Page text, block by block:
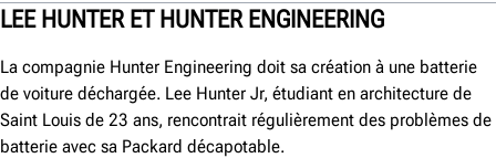
Années 1930
Années 1950
Années 1960
LEE HUNTER ET HUNTER ENGINEERING
La compagnie Hunter Engineering doit sa création à une batterie
de voiture déchargée. Lee Hunter Jr, étudiant en architecture de
Saint Louis de 23 ans, rencontrait régulièrement des problèmes de
batterie avec sa Packard décapotable.